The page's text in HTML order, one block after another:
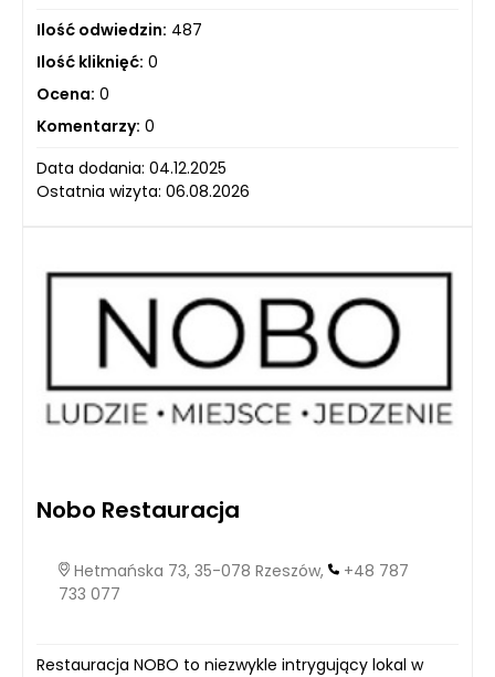
Ilość odwiedzin: 487
Ilość kliknięć: 0
Ocena: 0
Komentarzy: 0
Data dodania: 04.12.2025
Ostatnia wizyta: 06.08.2026
Nobo Restauracja
Hetmańska 73, 35-078 Rzeszów,
+48 787
733 077
Restauracja NOBO to niezwykle intrygujący lokal w